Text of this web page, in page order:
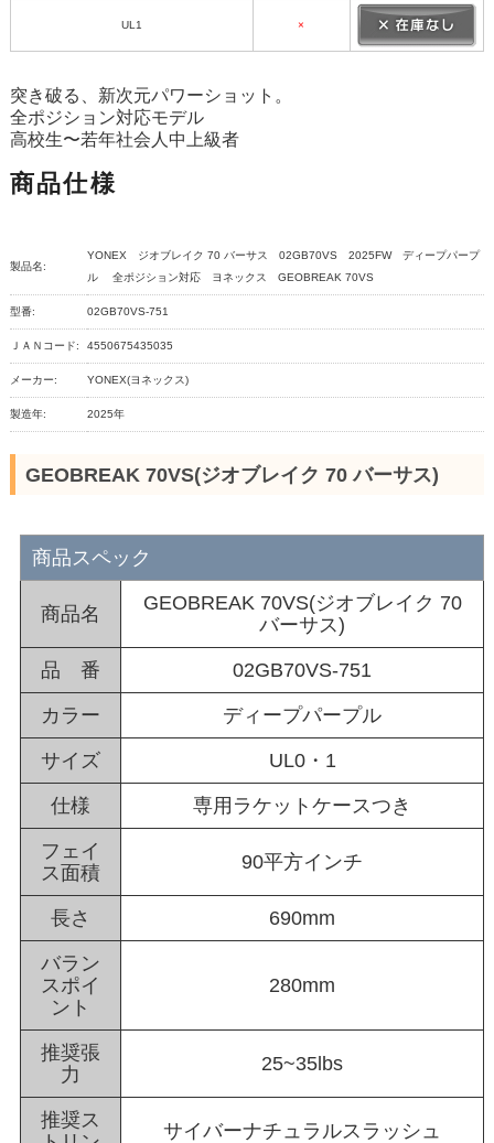
UL1 ×
突き破る、新次元パワーショット。
全ポジション対応モデル
高校生〜若年社会人中上級者
商品仕様
製品名:
YONEX ジオブレイク 70 バーサス 02GB70VS 2025FW ディープパープ
ル 全ポジション対応 ヨネックス GEOBREAK 70VS
型番: 02GB70VS-751
ＪＡＮコード: 4550675435035
メーカー: YONEX(ヨネックス)
製造年: 2025年
GEOBREAK 70VS(ジオブレイク 70 バーサス)
商品スペック
商品名
GEOBREAK 70VS(ジオブレイク 70
バーサス)
品 番 02GB70VS-751
カラー ディープパープル
サイズ UL0・1
仕様 専用ラケットケースつき
フェイ
ス面積
90平方インチ
長さ 690mm
バラン
スポイ
ント
280mm
推奨張
力
25~35lbs
推奨ス
サイバーナチュラルスラッシュ